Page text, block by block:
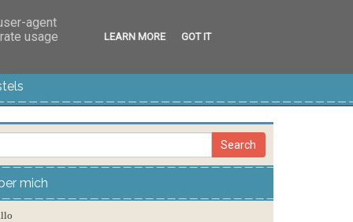
mich
agent
usage
LEARN MORE GOT IT